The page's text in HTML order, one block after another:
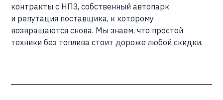
контракты с НПЗ, собственный автопарк
и репутация поставщика, к которому
возвращаются снова. Мы знаем, что простой
техники без топлива стоит дороже любой скидки.